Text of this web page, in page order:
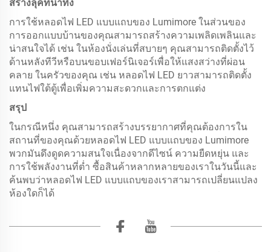
สร้างลุคที่น่าทึ่ง
การใช้หลอดไฟ LED แบบแถบของ Lumimore ในส่วนของ
การออกแบบบ้านของคุณสามารถสร้างความเพลิดเพลินและ
น่าสนใจได้ เช่น ในห้องนั่งเล่นที่สบายๆ คุณสามารถติดตั้งไว้
ด้านหลังทีวีหรือบนขอบเฟอร์นิเจอร์เพื่อให้แสงสว่างที่ผ่อน
คลาย ในครัวของคุณ เช่น หลอดไฟ LED ยาวสามารถติดตั้ง
แทนไฟใต้ตู้เพื่อเพิ่มความสะดวกและการตกแต่ง
สรุป
ในกรณีหนึ่ง คุณสามารถสร้างบรรยากาศที่คุณต้องการใน
สถานที่ของคุณด้วยหลอดไฟ LED แบบแถบของ Lumimore
พวกมันดึงดูดความสนใจเนื่องจากดีไซน์ ความยืดหยุ่น และ
การใช้พลังงานที่ต่ำ ซื้อสินค้าหลากหลายของเราในวันนี้และ
ค้นพบว่าหลอดไฟ LED แบบแถบของเราสามารถเปลี่ยนแปลง
ห้องใดก็ได้